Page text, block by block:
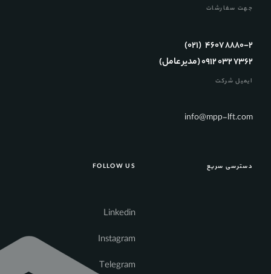
جهت سفارشات
۴۶۰۷ ۸۸۸۰-۲ (۰۲۱)
۰۹۱۲ ۰۳۲ ۷۳۶۲ (مدیر عامل)
ایمیل شرکت
info@mpp-lft.com
دسترسی سریع FOLLOW US
Linkedin
Instagram
Telegram